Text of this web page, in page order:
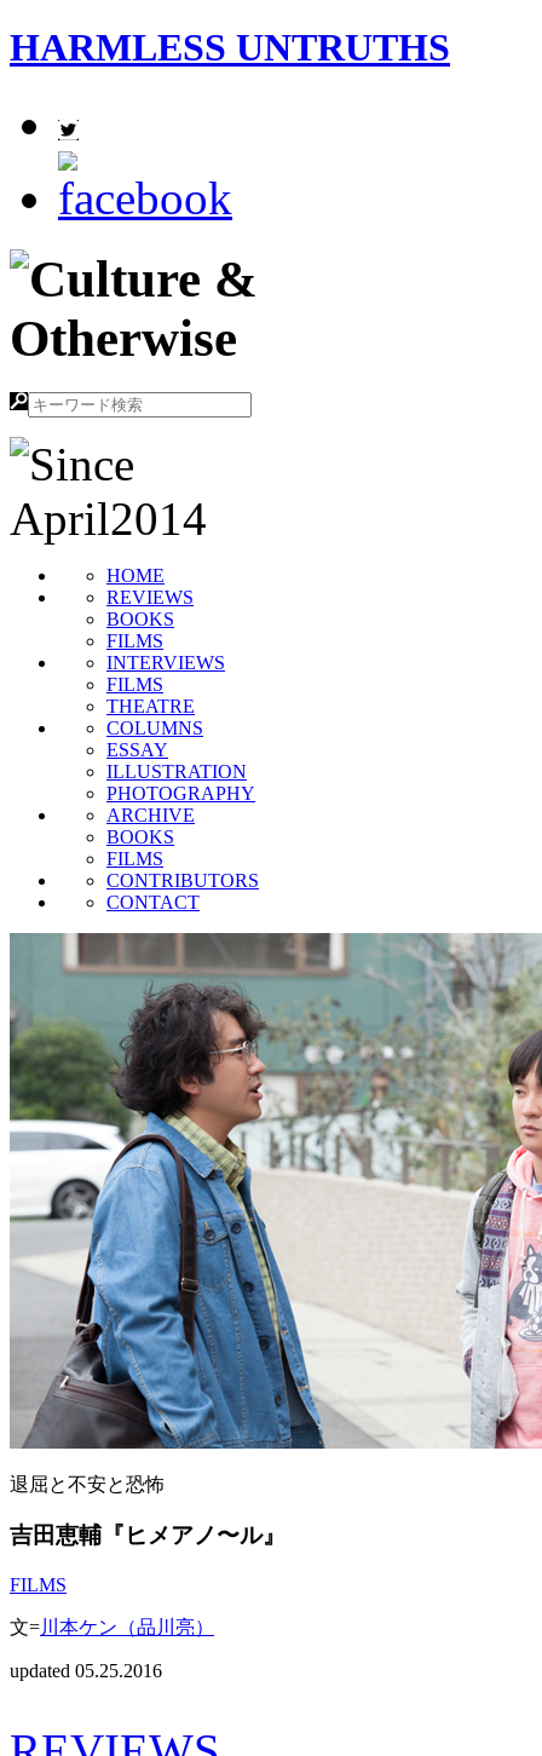
HARMLESS UNTRUTHS
HOME
REVIEWS
BOOKS
FILMS
INTERVIEWS
FILMS
THEATRE
COLUMNS
ESSAY
ILLUSTRATION
PHOTOGRAPHY
ARCHIVE
BOOKS
FILMS
CONTRIBUTORS
CONTACT
退屈と不安と恐怖
吉田恵輔『ヒメアノ〜ル』
FILMS
文=川本ケン（品川亮）
updated 05.25.2016